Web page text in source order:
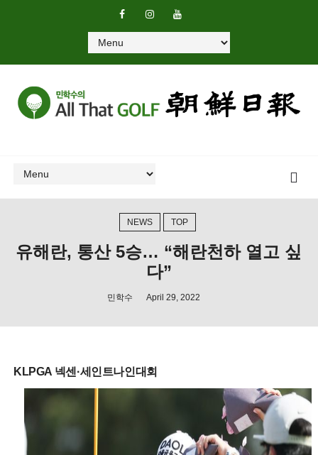
NEWS TOP
유해란, 통산 5승… “해란천하 열고 싶
다”
민학수 April 29, 2022
KLPGA 넥센·세인트나인대회